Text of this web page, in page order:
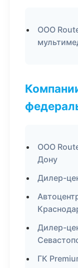
ООО
ООО
Дону
Дилер-
Дилер-
ГК